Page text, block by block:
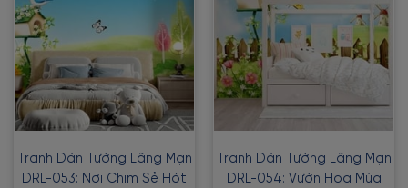
Tranh Dán Tường Lãng Mạn
DRL-053: Nơi Chim Sẻ Hót
Tranh Dán Tường Lãng Mạn
DRL-054: Vườn Hoa Mùa